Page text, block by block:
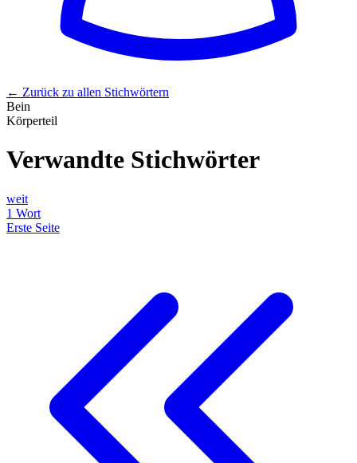
← Zurück zu allen Stichwörtern
Bein
Körperteil
Verwandte Stichwörter
weit
1 Wort
Erste Seite